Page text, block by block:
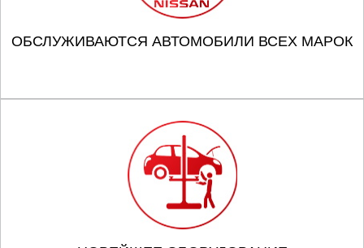
ОБСЛУЖИВАЮТСЯ АВТОМОБИЛИ ВСЕХ МАРОК